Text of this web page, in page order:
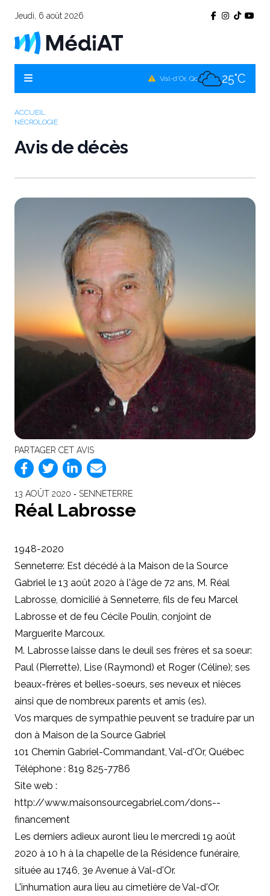
Jeudi, 6 août 2026
Val-d'Or, Qc 25°C
ACCUEIL
NÉCROLOGIE
Avis de décès
PARTAGER CET AVIS
13 AOÛT 2020 ‐ SENNETERRE
Réal Labrosse
1948-2020
Senneterre: Est décédé à la Maison de la Source
Gabriel le 13 août 2020 à l'âge de 72 ans, M. Réal
Labrosse, domicilié à Senneterre, fils de feu Marcel
Labrosse et de feu Cécile Poulin, conjoint de
Marguerite Marcoux.
M. Labrosse laisse dans le deuil ses frères et sa soeur:
Paul (Pierrette), Lise (Raymond) et Roger (Céline); ses
beaux-frères et belles-soeurs, ses neveux et nièces
ainsi que de nombreux parents et amis (es).
Vos marques de sympathie peuvent se traduire par un
don à Maison de la Source Gabriel
101 Chemin Gabriel-Commandant, Val-d'Or, Québec
Téléphone : 819 825-7786
Site web :
http://www.maisonsourcegabriel.com/dons--
financement
Les derniers adieux auront lieu le mercredi 19 août
2020 à 10 h à la chapelle de la Résidence funéraire,
située au 1746, 3e Avenue à Val-d'Or.
L'inhumation aura lieu au cimetière de Val-d'Or.